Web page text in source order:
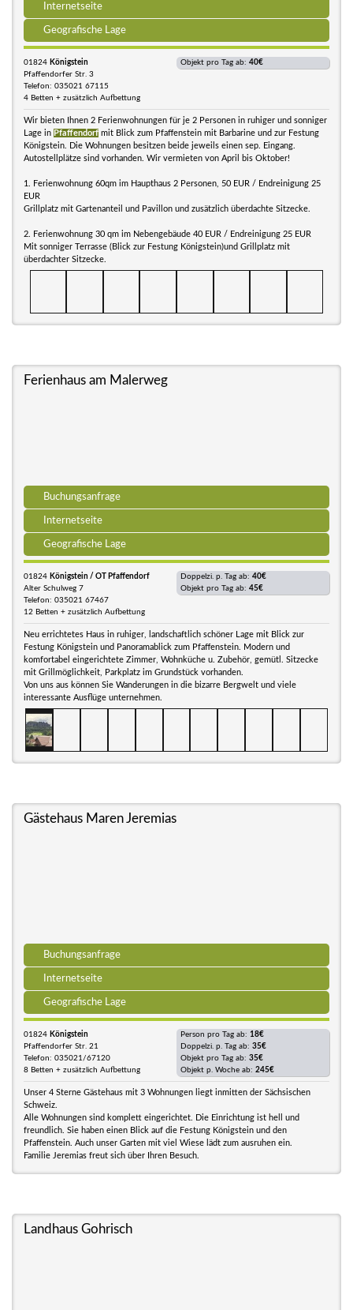
Internetseite
Geografische Lage
01824 Königstein
Pfaffendorfer Str. 3
Telefon: 035021 67115
4 Betten + zusätzlich Aufbettung
Objekt pro Tag ab: 40€
Wir bieten Ihnen 2 Ferienwohnungen für je 2 Personen in ruhiger und sonniger
Lage in Pfaffendorf mit Blick zum Pfaffenstein mit Barbarine und zur Festung
Königstein. Die Wohnungen besitzen beide jeweils einen sep. Eingang.
Autostellplätze sind vorhanden. Wir vermieten von April bis Oktober!
1. Ferienwohnung 60qm im Haupthaus 2 Personen, 50 EUR / Endreinigung 25
EUR
Grillplatz mit Gartenanteil und Pavillon und zusätzlich überdachte Sitzecke.
2. Ferienwohnung 30 qm im Nebengebäude 40 EUR / Endreinigung 25 EUR
Mit sonniger Terrasse (Blick zur Festung Königstein)und Grillplatz mit
überdachter Sitzecke.
Ferienhaus am Malerweg
Buchungsanfrage
Internetseite
Geografische Lage
01824 Königstein / OT Pfaffendorf
Alter Schulweg 7
Telefon: 035021 67467
12 Betten + zusätzlich Aufbettung
Doppelzi. p. Tag ab: 40€
Objekt pro Tag ab: 45€
Neu errichtetes Haus in ruhiger, landschaftlich schöner Lage mit Blick zur
Festung Königstein und Panoramablick zum Pfaffenstein. Modern und
komfortabel eingerichtete Zimmer, Wohnküche u. Zubehör, gemütl. Sitzecke
mit Grillmöglichkeit, Parkplatz im Grundstück vorhanden.
Von uns aus können Sie Wanderungen in die bizarre Bergwelt und viele
interessante Ausflüge unternehmen.
Gästehaus Maren Jeremias
Buchungsanfrage
Internetseite
Geografische Lage
01824 Königstein
Pfaffendorfer Str. 21
Telefon: 035021/67120
8 Betten + zusätzlich Aufbettung
Person pro Tag ab: 18€
Doppelzi. p. Tag ab: 35€
Objekt pro Tag ab: 35€
Objekt p. Woche ab: 245€
Unser 4 Sterne Gästehaus mit 3 Wohnungen liegt inmitten der Sächsischen
Schweiz.
Alle Wohnungen sind komplett eingerichtet. Die Einrichtung ist hell und
freundlich. Sie haben einen Blick auf die Festung Königstein und den
Pfaffenstein. Auch unser Garten mit viel Wiese lädt zum ausruhen ein.
Familie Jeremias freut sich über Ihren Besuch.
Landhaus Gohrisch